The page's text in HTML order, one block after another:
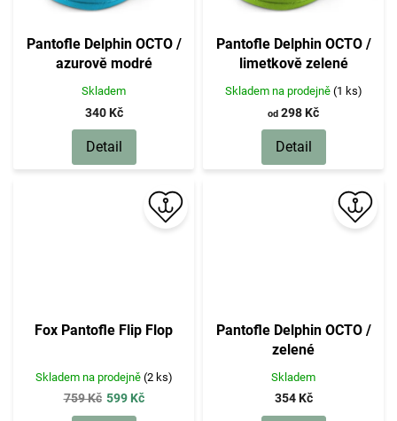
Pantofle Delphin OCTO /
azurově modré
Skladem
340 Kč
Detail
Pantofle Delphin OCTO /
limetkově zelené
Skladem na prodejně (1 ks)
od 298 Kč
Detail
Fox Pantofle Flip Flop
Skladem na prodejně (2 ks)
759 Kč 599 Kč
Pantofle Delphin OCTO /
zelené
Skladem
354 Kč